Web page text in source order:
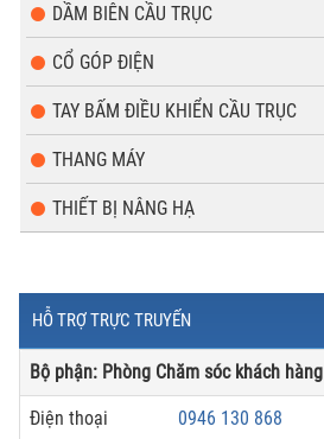
DẦM BIÊN CẦU TRỤC
CỔ GÓP ĐIỆN
TAY BẤM ĐIỀU KHIỂN CẦU TRỤC
THANG MÁY
THIẾT BỊ NÂNG HẠ
HỖ TRỢ TRỰC TRUYẾN
Bộ phận: Phòng Chăm sóc khách hàng
Điện thoại 0946 130 868